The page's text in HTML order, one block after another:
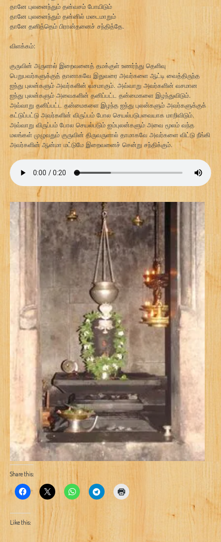
தானே புலனைந்தும் தன்வசம் போயிடும்
தானே புலனைந்தும் தன்னில் மடைமாறும்
தானே தனித்தெம் பிரான்தனைச் சந்தித்தே.
விளக்கம்:
குருவின் அருளால் இறைவனைத் தமக்குள் உணர்ந்து தெளிவு
பெறுபவர்களுக்குத் தானாகவே இதுவரை அவர்களை ஆட்டி வைத்திருந்த
ஐந்து புலன்களும் அவர்களின் வசமாகும். அவ்வாறு அவர்களின் வசமான
ஐந்து புலன்களும் அவைகளின் தனிப்பட்ட தன்மைகளை இழந்துவிடும்.
அவ்வாறு தனிப்பட்ட தன்மைகளை இழந்த ஐந்து புலன்களும் அவர்களுக்குக்
கட்டுப்பட்டு அவர்களின் விருப்பம் போல செயல்படுபவையாக மாறிவிடும்.
அவ்வாறு விருப்பம் போல செயல்படும் ஐம்புலன்களும் அவை மூலம் வந்த
மலங்கள் முழுவதும் குருவின் திருவருளால் தாமாகவே அவர்களை விட்டு நீங்கி
அவர்களின் ஆன்மா மட்டுமே இறைவனைச் சென்று சந்திக்கும்.
Share this:
Like this: